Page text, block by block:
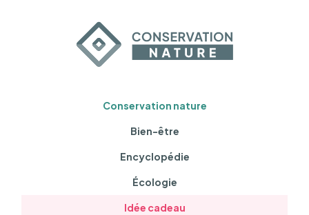
Conservation nature
Bien-être
Encyclopédie
Écologie
Idée cadeau